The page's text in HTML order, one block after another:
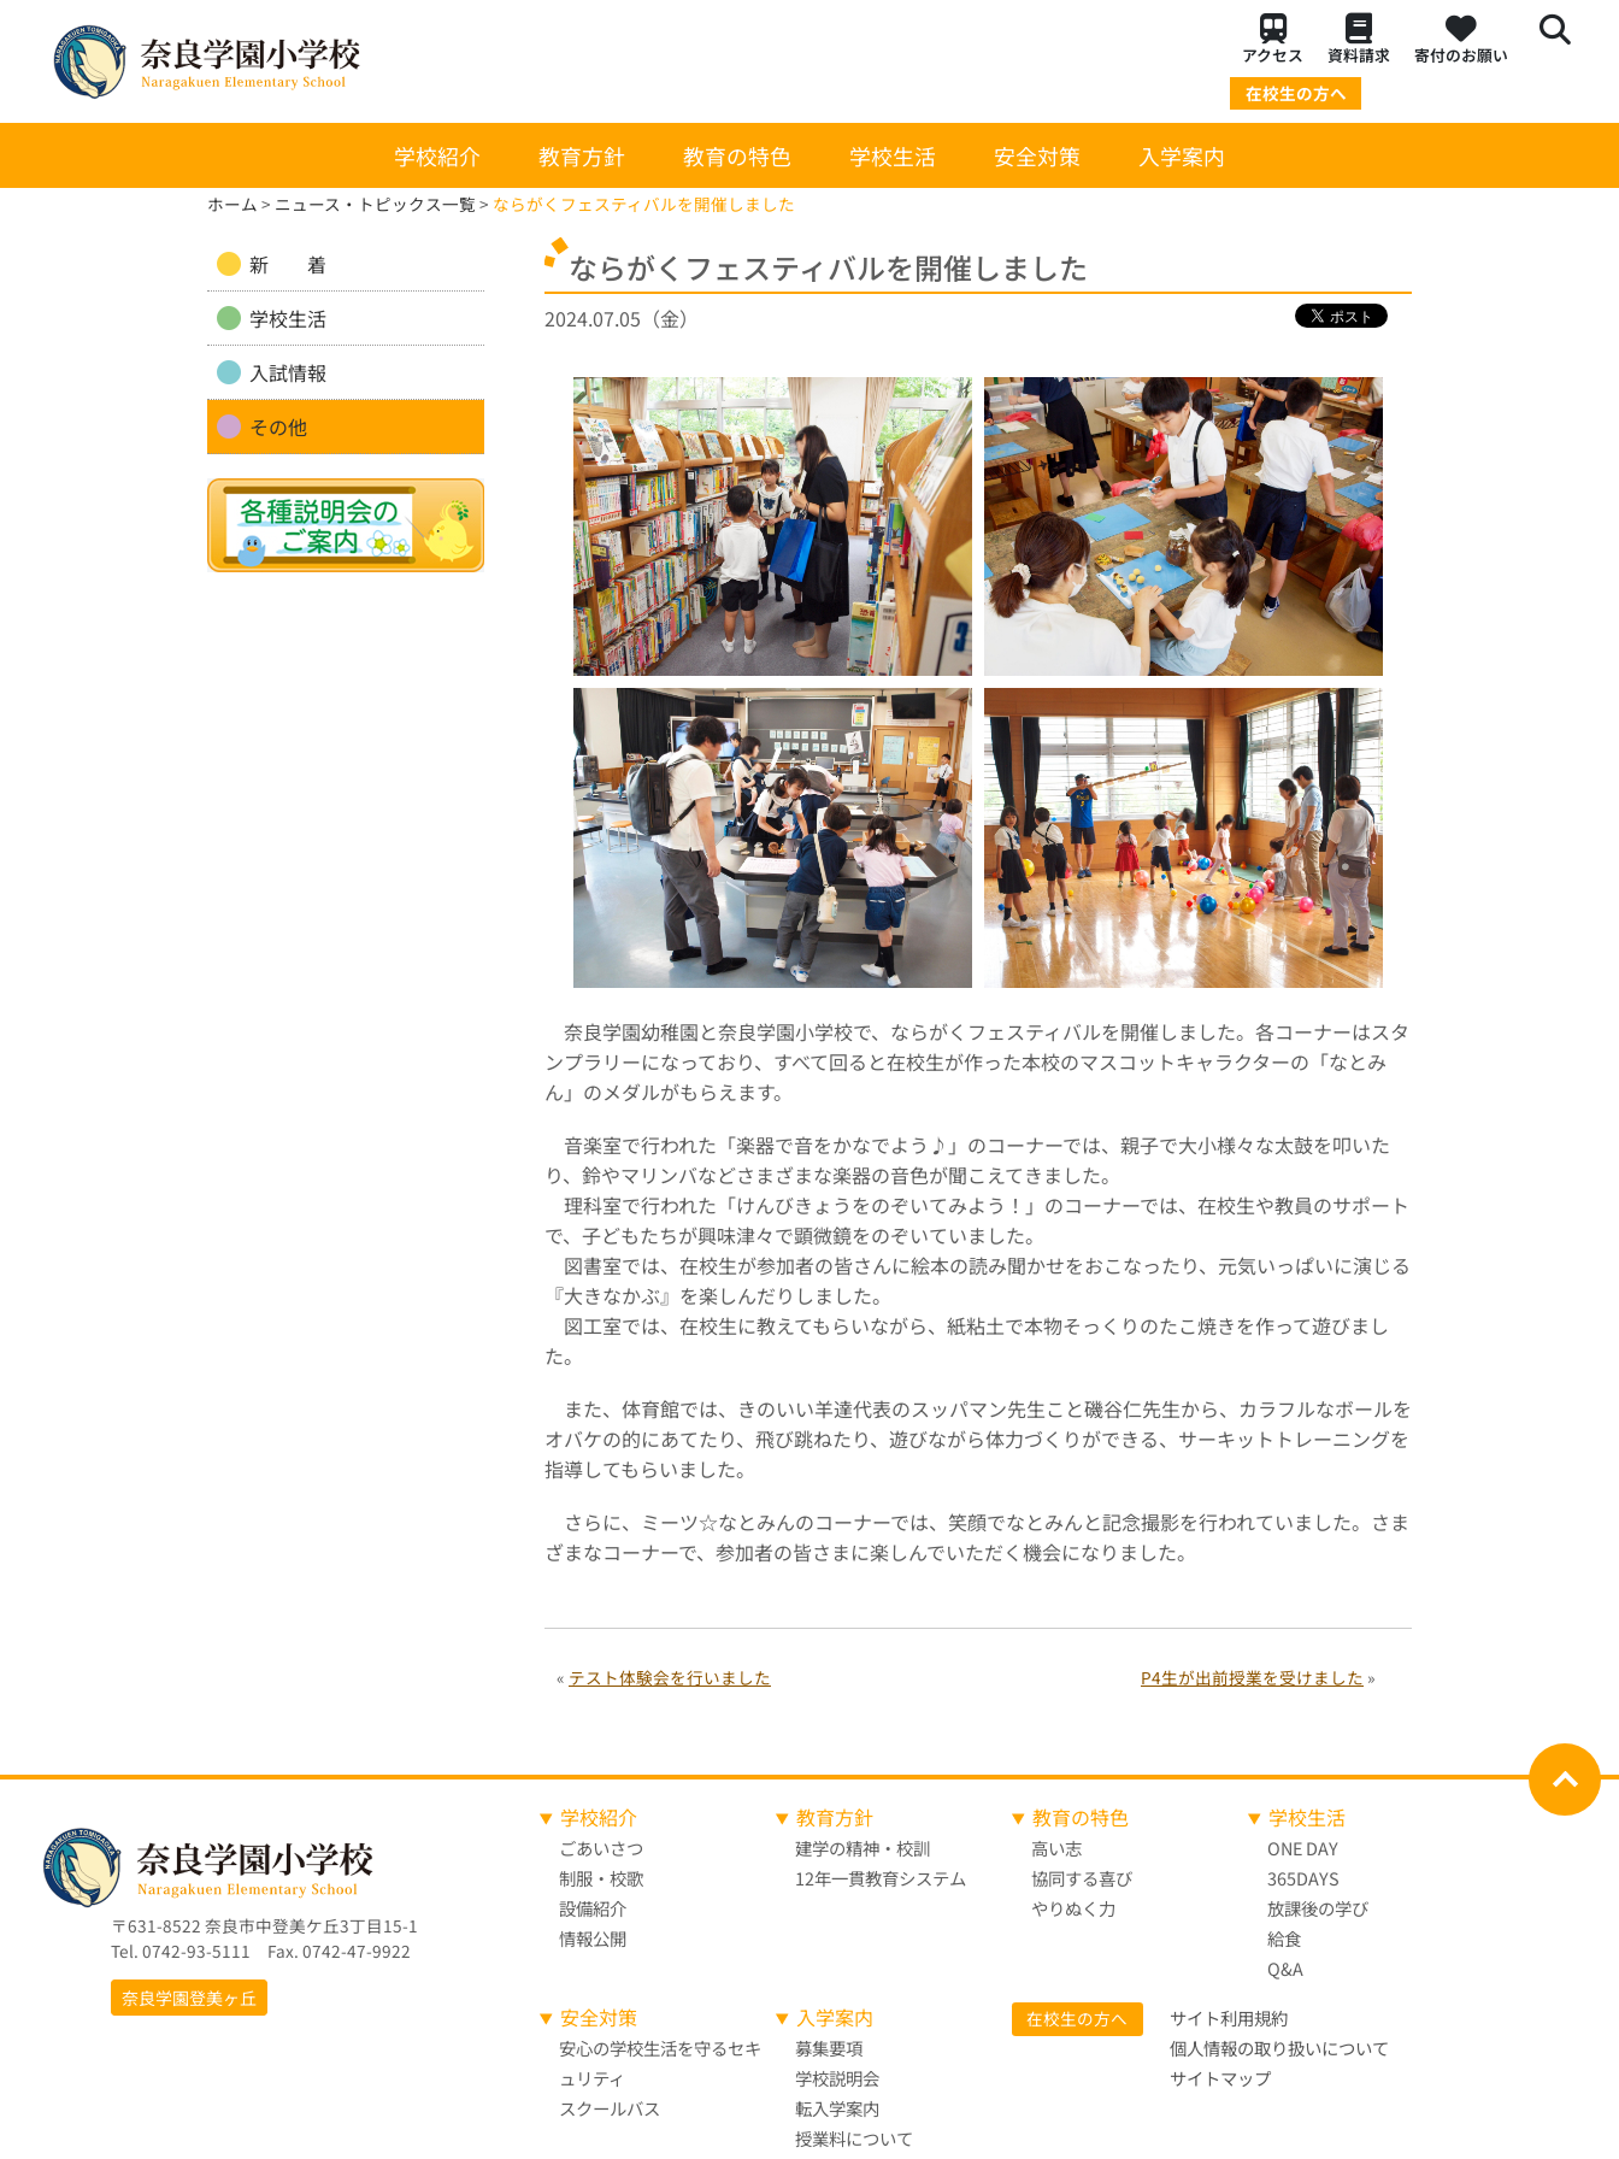
アクセス 資料請求 寄付のお願い
在校生の方へ
学校紹介 教育方針 教育の特色 学校生活 安全対策 入学案内
ホーム ニュース・トピックス一覧 ならがくフェスティバルを開催しました
新 着
学校生活
入試情報
その他
ならがくフェスティバルを開催しました
2024.07.05（金）
奈良学園幼稚園と奈良学園小学校で、ならがくフェスティバルを開催しました。各コーナーはスタ
ンプラリーになっており、すべて回ると在校生が作った本校のマスコットキャラクターの「なとみ
ん」のメダルがもらえます。
音楽室で行われた「楽器で音をかなでよう♪」のコーナーでは、親子で大小様々な太鼓を叩いた
り、鈴やマリンバなどさまざまな楽器の音色が聞こえてきました。
理科室で行われた「けんびきょうをのぞいてみよう！」のコーナーでは、在校生や教員のサポート
で、子どもたちが興味津々で顕微鏡をのぞいていました。
図書室では、在校生が参加者の皆さんに絵本の読み聞かせをおこなったり、元気いっぱいに演じる
『大きなかぶ』を楽しんだりしました。
図工室では、在校生に教えてもらいながら、紙粘土で本物そっくりのたこ焼きを作って遊びまし
た。
また、体育館では、きのいい羊達代表のスッパマン先生こと磯谷仁先生から、カラフルなボールを
オバケの的にあてたり、飛び跳ねたり、遊びながら体力づくりができる、サーキットトレーニングを
指導してもらいました。
さらに、ミーツ☆なとみんのコーナーでは、笑顔でなとみんと記念撮影を行われていました。さま
ざまなコーナーで、参加者の皆さまに楽しんでいただく機会になりました。
« テスト体験会を行いました P4生が出前授業を受けました »
〒631-8522 奈良市中登美ケ丘3丁目15-1
Tel. 0742-93-5111 Fax. 0742-47-9922
奈良学園登美ヶ丘
学校紹介
ごあいさつ
制服・校歌
設備紹介
情報公開
教育方針
建学の精神・校訓
12年一貫教育システム
教育の特色
高い志
協同する喜び
やりぬく力
学校生活
ONE DAY
365DAYS
放課後の学び
給食
Q&A
安全対策
安心の学校生活を守るセキ
ュリティ
スクールバス
入学案内
募集要項
学校説明会
転入学案内
授業料について
在校生の方へ
サイト利用規約
個人情報の取り扱いについて
サイトマップ